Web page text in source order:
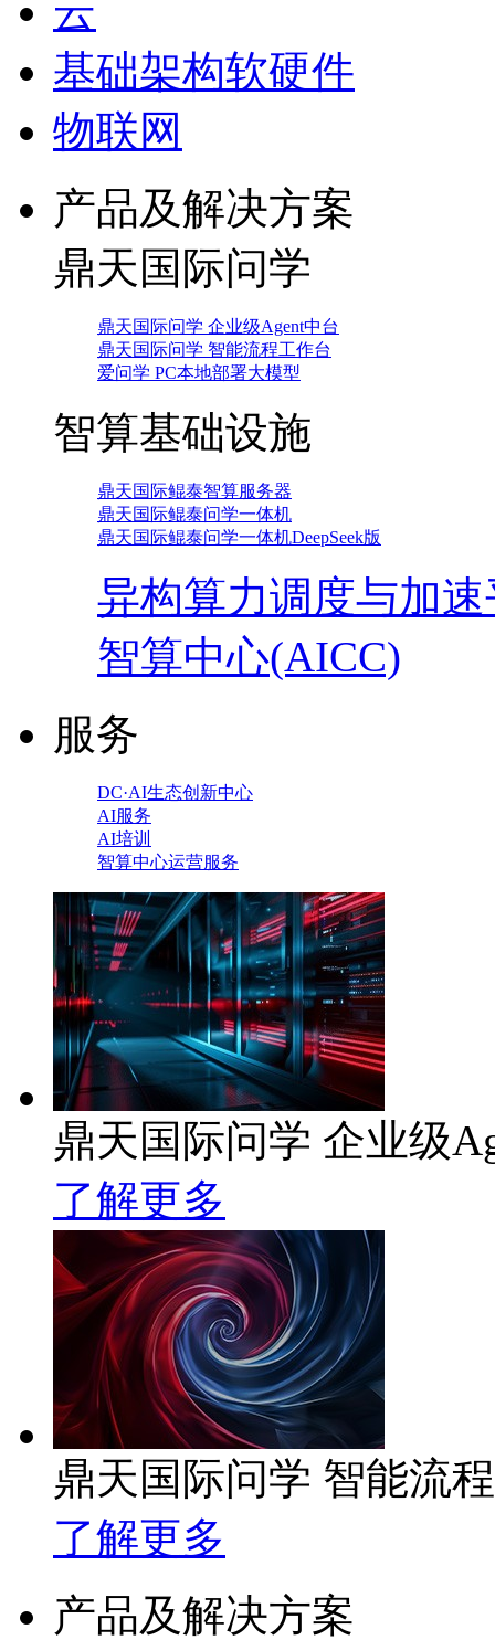
云
基础架构软硬件
物联网
产品及解决方案
鼎天国际问学
鼎天国际问学 企业级Agent中台
鼎天国际问学 智能流程工作台
爱问学 PC本地部署大模型
智算基础设施
鼎天国际鲲泰智算服务器
鼎天国际鲲泰问学一体机
鼎天国际鲲泰问学一体机DeepSeek版
异构算力调度与加
智算中心(AICC)
服务
DC·AI生态创新中心
AI服务
AI培训
智算中心运营服务
鼎天国际问学 企业级
了解更多
鼎天国际问学 智能流
了解更多
产品及解决方案